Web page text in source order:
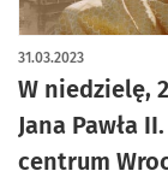
W niedzielę,
Jana Pawła
centrum
31.03.2023